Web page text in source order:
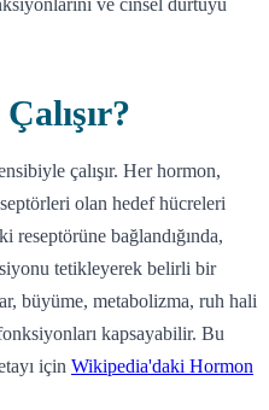
çalışır. Her hormon,
olan hedef hücreleri
bağlandığında,
tetikleyerek belirli bir
büyüme, metabolizma, ruh hali
kapsayabilir. Bu
için Wikipedia'daki Hormon